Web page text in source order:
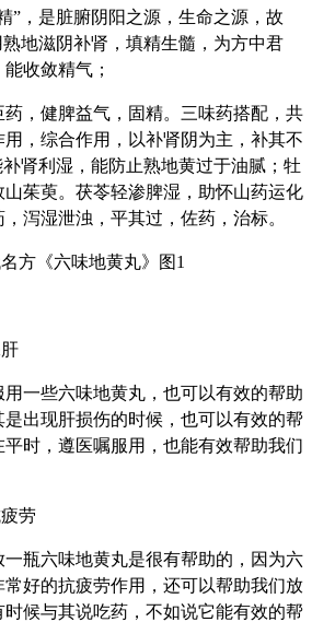
”，是脏腑阴阳之源，生命之源，故
地滋阴补肾，填精生髓，为方中君
收敛精气；
，健脾益气，固精。三味药搭配，共
，综合作用，以补肾阴为主，补其不
肾利湿，能防止熟地黄过于油腻；牡
茱萸。茯苓轻渗脾湿，助怀山药运化
泻湿泄浊，平其过，佐药，治标。
一些六味地黄丸，也可以有效的帮助
出现肝损伤的时候，也可以有效的帮
时，遵医嘱服用，也能有效帮助我们
劳
瓶六味地黄丸是很有帮助的，因为六
好的抗疲劳作用，还可以帮助我们放
候与其说吃药，不如说它能有效的帮